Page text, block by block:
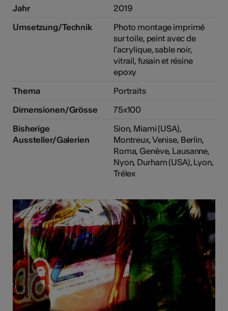
Jahr
2019
Umsetzung/Technik
Photo montage imprimé
sur toile, peint avec de
l’acrylique, sable noir,
vitrail, fusain et résine
epoxy
Thema
Portraits
Dimensionen/Grösse
75x100
Bisherige
Aussteller/Galerien
Sion, Miami (USA),
Montreux, Venise, Berlin,
Roma, Genève, Lausanne,
Nyon, Durham (USA), Lyon,
Trélex